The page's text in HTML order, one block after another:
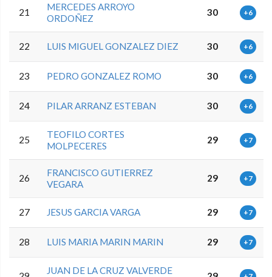
21
MERCEDES ARROYO
ORDOÑEZ
30 +6
22 LUIS MIGUEL GONZALEZ DIEZ 30 +6
23 PEDRO GONZALEZ ROMO 30 +6
24 PILAR ARRANZ ESTEBAN 30 +6
25
TEOFILO CORTES
MOLPECERES
29 +7
26
FRANCISCO GUTIERREZ
VEGARA
29 +7
27 JESUS GARCIA VARGA 29 +7
28 LUIS MARIA MARIN MARIN 29 +7
JUAN DE LA CRUZ VALVERDE